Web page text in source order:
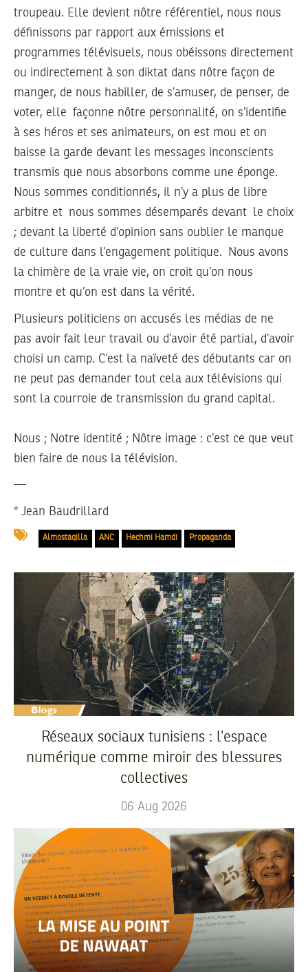
troupeau. Elle devient nôtre référentiel, nous nous
définissons par rapport aux émissions et
programmes télévisuels, nous obéissons directement
ou indirectement à son diktat dans nôtre façon de
manger, de nous habiller, de s’amuser, de penser, de
voter, elle façonne nôtre personnalité, on s’identifie
à ses héros et ses animateurs, on est mou et on
baisse la garde devant les messages inconscients
transmis que nous absorbons comme une éponge.
Nous sommes conditionnés, il n’y a plus de libre
arbitre et nous sommes désemparés devant le choix
; devant la liberté d’opinion sans oublier le manque
de culture dans l’engagement politique. Nous avons
la chimère de la vraie vie, on croit qu’on nous
montre et qu’on est dans la vérité.
Plusieurs politiciens on accusés les médias de ne
pas avoir fait leur travail ou d’avoir été partial, d’avoir
choisi un camp. C’est la naïveté des débutants car on
ne peut pas demander tout cela aux télévisions qui
sont la courroie de transmission du grand capital.
Nous ; Notre identité ; Nôtre image : c’est ce que veut
bien faire de nous la télévision.
—
* Jean Baudrillard
Almostaqilla ANC Hechmi Hamdi Propaganda
Réseaux sociaux tunisiens : l’espace
numérique comme miroir des blessures
collectives
06 Aug 2026